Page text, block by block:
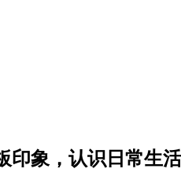
印象，认识日常生